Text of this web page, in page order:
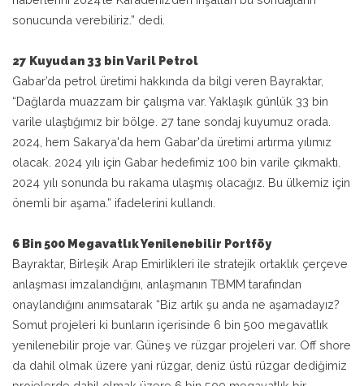
sonucunda verebiliriz.” dedi.
27 Kuyudan 33 bin Varil Petrol
Gabar’da petrol üretimi hakkında da bilgi veren Bayraktar,
“Dağlarda muazzam bir çalışma var. Yaklaşık günlük 33 bin
varile ulaştığımız bir bölge. 27 tane sondaj kuyumuz orada.
2024, hem Sakarya'da hem Gabar'da üretimi artırma yılımız
olacak. 2024 yılı için Gabar hedefimiz 100 bin varile çıkmaktı.
2024 yılı sonunda bu rakama ulaşmış olacağız. Bu ülkemiz için
önemli bir aşama.” ifadelerini kullandı.
6 Bin 500 Megavatlık Yenilenebilir Portföy
Bayraktar, Birleşik Arap Emirlikleri ile stratejik ortaklık çerçeve
anlaşması imzalandığını, anlaşmanın TBMM tarafından
onaylandığını anımsatarak “Biz artık şu anda ne aşamadayız?
Somut projeleri ki bunların içerisinde 6 bin 500 megavatlık
yenilenebilir proje var. Güneş ve rüzgar projeleri var. Off shore
da dahil olmak üzere yani rüzgar, deniz üstü rüzgar dediğimiz